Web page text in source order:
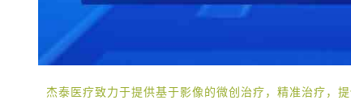
杰泰医疗致力于提供基于影像的微创治疗，精准治疗，